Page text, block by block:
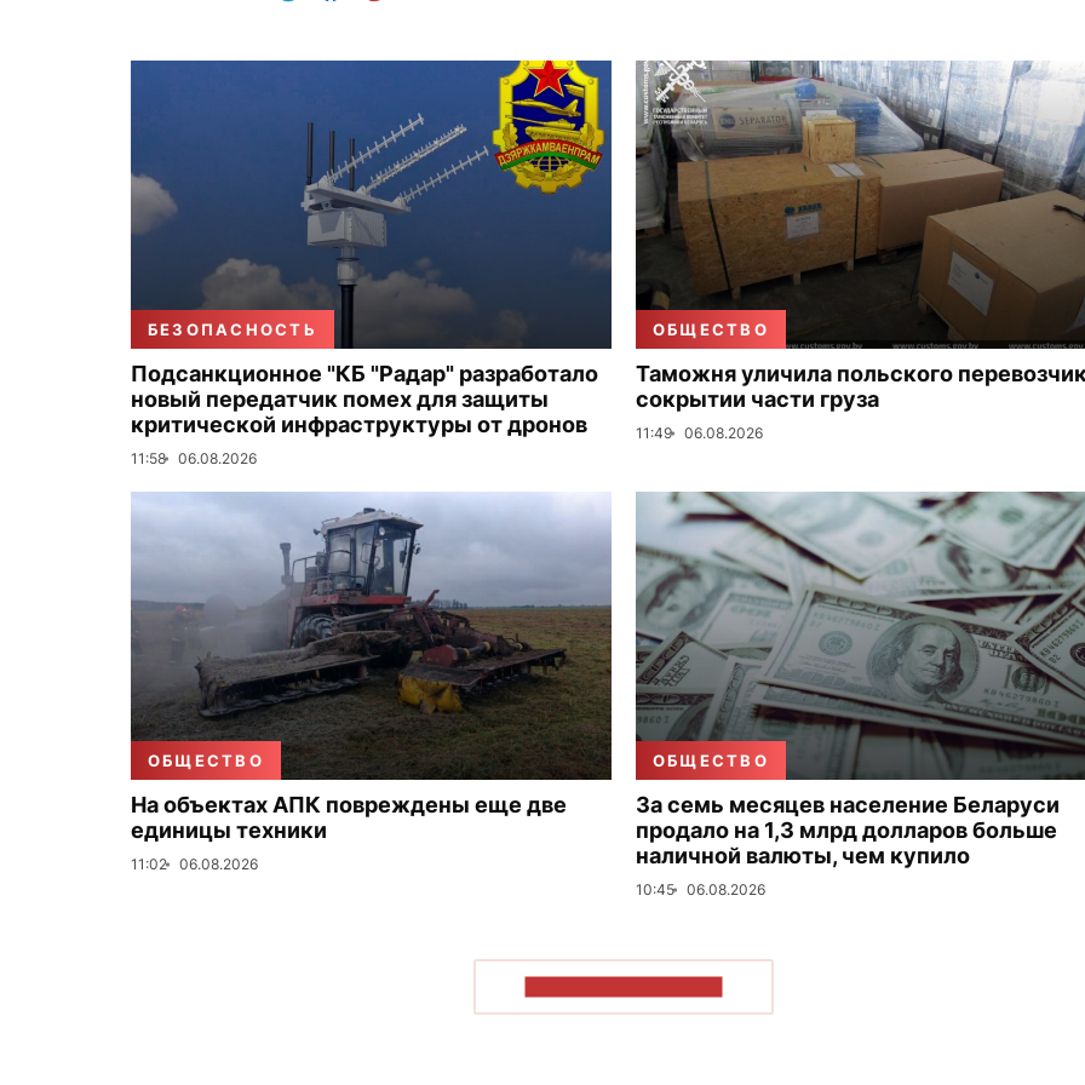
БЕЗОПАСНОСТЬ
Подсанкционное "КБ "Радар" разработало
новый передатчик помех для защиты
критической инфраструктуры от дронов
11:58 06.08.2026
ОБЩЕСТВО
Таможня уличила польского
сокрытии части груза
11:49 06.08.2026
ОБЩЕСТВО
На объектах АПК повреждены еще две
единицы техники
11:02 06.08.2026
ОБЩЕСТВО
За семь месяцев население Беларуси
продало на 1,3 млрд долларов больше
наличной валюты, чем купило
10:45 06.08.2026